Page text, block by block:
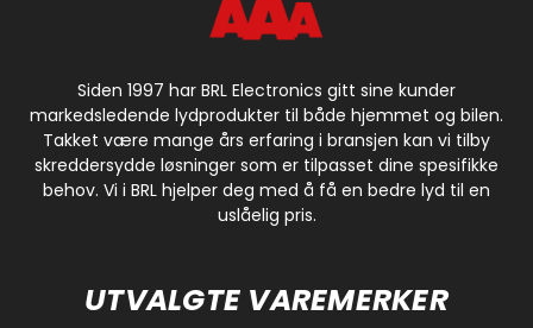
Siden 1997 har BRL Electronics gitt sine kunder
markedsledende lydprodukter til både hjemmet og bilen.
Takket være mange års erfaring i bransjen kan vi tilby
skreddersydde løsninger som er tilpasset dine spesifikke
behov. Vi i BRL hjelper deg med å få en bedre lyd til en
uslåelig pris.
UTVALGTE VAREMERKER